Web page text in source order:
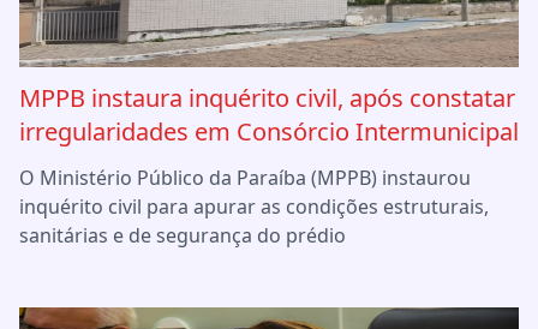
MPPB instaura inquérito civil, após constatar
irregularidades em Consórcio Intermunicipal
O Ministério Público da Paraíba (MPPB) instaurou
inquérito civil para apurar as condições estruturais,
sanitárias e de segurança do prédio